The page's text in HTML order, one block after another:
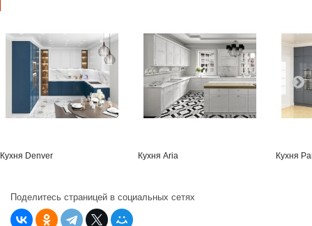
Кухня Denver Кухня Aria Кухня
Поделитесь страницей в социальных сетях